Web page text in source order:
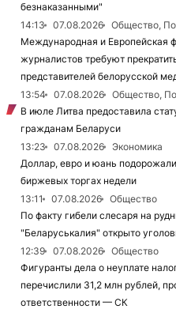
безнаказанными"
14:13
07.08.2026
Общество,
Международная и Европейская
журналистов требуют
представителей белорусской
13:54
07.08.2026
Общество,
В июле Литва предоставила
гражданам Беларуси
13:23
07.08.2026
Экономика
Доллар, евро и юань
биржевых торгах недели
13:11
07.08.2026
Общество
По факту гибели слесаря на
"Беларуськалия" открыто
12:39
07.08.2026
Общество
Фигуранты дела о неуплате
перечислили 31,2 млн рублей,
ответственности — СК